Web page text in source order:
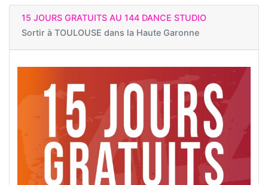
15 JOURS GRATUITS AU 144 DANCE STUDIO
Sortir à TOULOUSE dans la Haute Garonne